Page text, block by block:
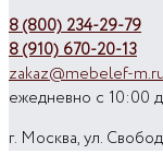
8 (800) 234-29-79
8 (910) 670-20-13
zakaz@mebelef-
ежедневно с 10:00
г. Москва, ул.